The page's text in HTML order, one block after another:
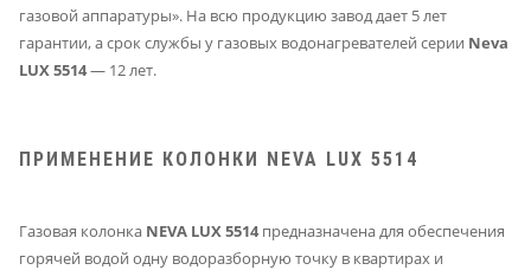
газовой аппаратуры». На всю продукцию завод дает 5 лет
гарантии, а срок службы у газовых водонагревателей серии Neva
LUX 5514— 12 лет.
ПРИМЕНЕНИЕ КОЛОНКИ NEVA LUX 5514
Газовая колонка NEVA LUX 5514предназначена для обеспечения
горячей водой одну водоразборную точку в квартирах и